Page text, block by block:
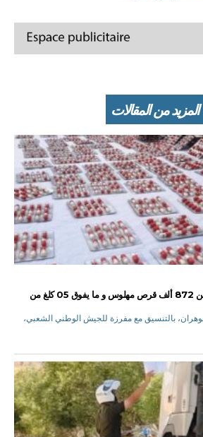
المزيد من المقالات
وهران: الجمارك تحجز أكثر من 872 ألف قرص مهلوس و ما يفوق 05 كلغ من
بوهران، بالتنسيق مع مفرزة للجيش الوطني الشعبي،